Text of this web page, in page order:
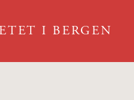
I BERGEN